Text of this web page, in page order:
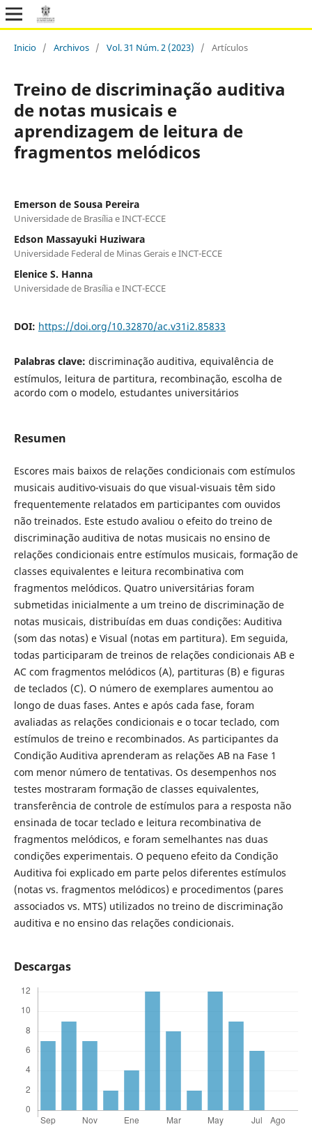
Inicio / Archivos / Vol. 31 Núm. 2 (2023) / Artículos
Treino de discriminação auditiva
de notas musicais e
aprendizagem de leitura de
fragmentos melódicos
Emerson de Sousa Pereira
Universidade de Brasília e INCT-ECCE
Edson Massayuki Huziwara
Universidade Federal de Minas Gerais e INCT-ECCE
Elenice S. Hanna
Universidade de Brasília e INCT-ECCE
DOI: https://doi.org/10.32870/ac.v31i2.85833
Palabras clave: discriminação auditiva, equivalência de
estímulos, leitura de partitura, recombinação, escolha de
acordo com o modelo, estudantes universitários
Resumen
Escores mais baixos de relações condicionais com estímulos
musicais auditivo-visuais do que visual-visuais têm sido
frequentemente relatados em participantes com ouvidos
não treinados. Este estudo avaliou o efeito do treino de
discriminação auditiva de notas musicais no ensino de
relações condicionais entre estímulos musicais, formação de
classes equivalentes e leitura recombinativa com
fragmentos melódicos. Quatro universitárias foram
submetidas inicialmente a um treino de discriminação de
notas musicais, distribuídas em duas condições: Auditiva
(som das notas) e Visual (notas em partitura). Em seguida,
todas participaram de treinos de relações condicionais AB e
AC com fragmentos melódicos (A), partituras (B) e figuras
de teclados (C). O número de exemplares aumentou ao
longo de duas fases. Antes e após cada fase, foram
avaliadas as relações condicionais e o tocar teclado, com
estímulos de treino e recombinados. As participantes da
Condição Auditiva aprenderam as relações AB na Fase 1
com menor número de tentativas. Os desempenhos nos
testes mostraram formação de classes equivalentes,
transferência de controle de estímulos para a resposta não
ensinada de tocar teclado e leitura recombinativa de
fragmentos melódicos, e foram semelhantes nas duas
condições experimentais. O pequeno efeito da Condição
Auditiva foi explicado em parte pelos diferentes estímulos
(notas vs. fragmentos melódicos) e procedimentos (pares
associados vs. MTS) utilizados no treino de discriminação
auditiva e no ensino das relações condicionais.
Descargas